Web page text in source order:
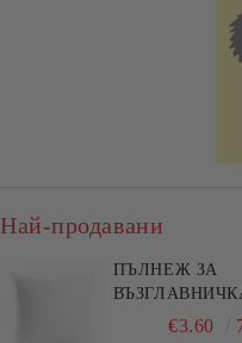
Комплект жакардова
45x45 см и
см – Къща с цветя
€22.49
Най-продавани
ПЪЛНЕЖ ЗА
€3.60